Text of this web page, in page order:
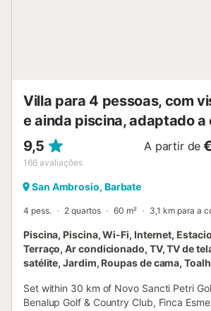
Villa para 4 pessoas, com
e ainda piscina, adaptado a
9,5
166 avaliações
A partir de
San Ambrosio, Barbate
4 pess. 2 quartos 60 m² 3,1 km para a
Piscina, Piscina, Wi-Fi, Internet,
Terraço, Ar condicionado, TV, TV de
satélite, Jardim, Roupas de cama,
Set within 30 km of Novo Sancti Petri
Benalup Golf & Country Club, Finca